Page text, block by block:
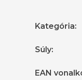
Kategória:
Súly:
EAN